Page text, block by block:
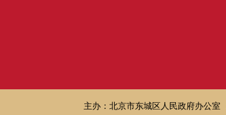
主办：北京市东城区人民政府办公室